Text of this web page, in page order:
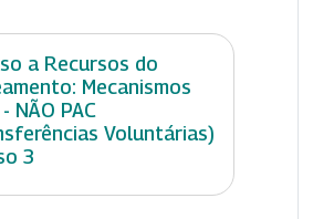
a Recursos do
Mecanismos
NÃO PAC
Voluntárias)
3